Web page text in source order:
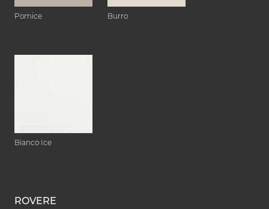
Pomice Burro
Bianco Ice
ROVERE